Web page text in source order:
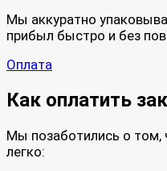
Мы аккуратно
прибыл быстро и без
Оплата
Как оплатить
Мы позаботились о том,
легко: